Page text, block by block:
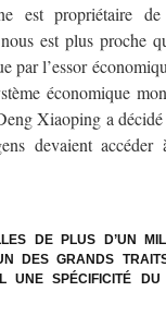
est propriétaire
est plus proche
par l’essor
économique
Xiaoping a
devaient accéder
DE PLUS D’UN
DES GRANDS
UNE SPÉCIFICITÉ DU